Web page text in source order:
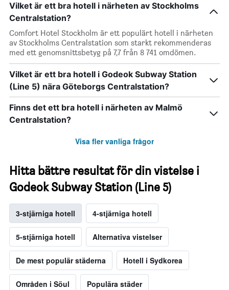
Vilket är ett bra hotell i närheten av Stockholms
Centralstation?
Comfort Hotel Stockholm är ett populärt hotell i närheten
av Stockholms Centralstation som starkt rekommenderas
med ett genomsnittsbetyg på 7,7 från 8 741 omdömen.
Vilket är ett bra hotell i Godeok Subway Station
(Line 5) nära Göteborgs Centralstation?
Finns det ett bra hotell i närheten av Malmö
Centralstation?
Visa fler vanliga frågor
Hitta bättre resultat för din vistelse i
Godeok Subway Station (Line 5)
3-stjärniga hotell 4-stjärniga hotell
5-stjärniga hotell Alternativa vistelser
De mest populär städerna Hotell i Sydkorea
Områden i Söul Populära städer